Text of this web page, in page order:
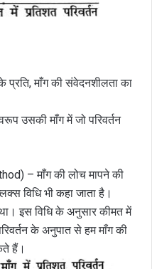
प्रति, माँग की संवेदनशीलता का
उसकी माँग में जो परिवर्तन
– माँग की लोच मापने की
विधि भी कहा जाता है।
इस विधि के अनुसार कीमत में
के अनुपात से हम माँग की
हैं।